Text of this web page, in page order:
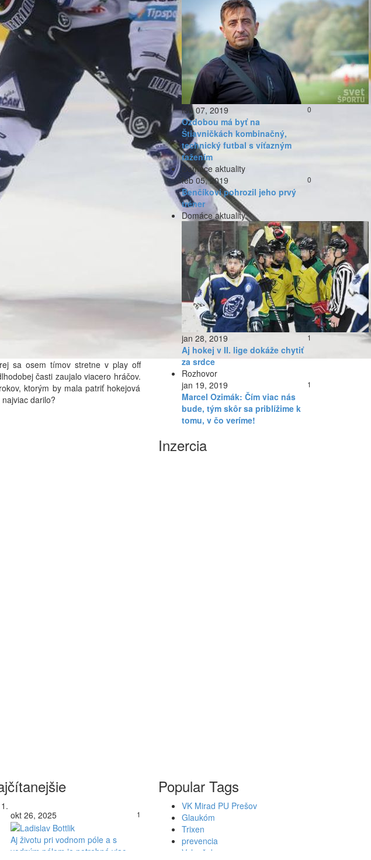
sa osem tímov stretne v play off
časti zaujalo viacero hráčov.
ktorým by mala patriť hokejová
darilo?
feb 07, 2019 0
Ozdobou má byť na
Štiavničkách kombinačný,
technický futbal s víťazným
ťažením
Domáce aktuality
feb 05, 2019
0
Benčíkovi pohrozil jeho prvý
tréner
Domáce aktuality
jan 28, 2019 1
Aj hokej v II. lige dokáže chytiť
za srdce
Rozhovor
jan 19, 2019
1
Marcel Ozimák: Čím viac nás
bude, tým skôr sa priblížime k
tomu, v čo veríme!
Inzercia
okt 26, 2025 1
Aj životu pri vodnom póle a s
vodným pólom je potrebné viac
Popular Tags
VK Mirad PU Prešov
Glaukóm
Trixen
prevencia
Valoušek